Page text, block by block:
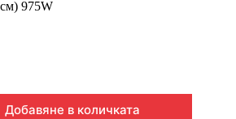
975W
Добавяне в количката